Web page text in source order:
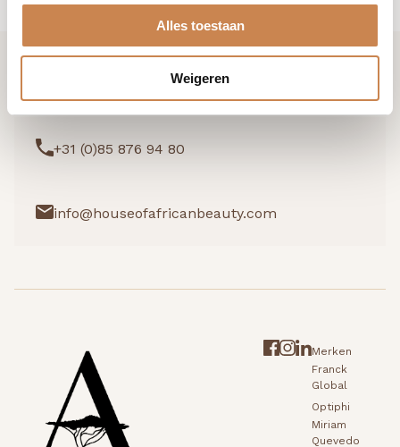
Alles toestaan
Weigeren
Ik wil graag kennismaken
+31 (0)85 876 94 80
info@houseofafricanbeauty.com
Merken
Franck
Global
Optiphi
Miriam
Quevedo